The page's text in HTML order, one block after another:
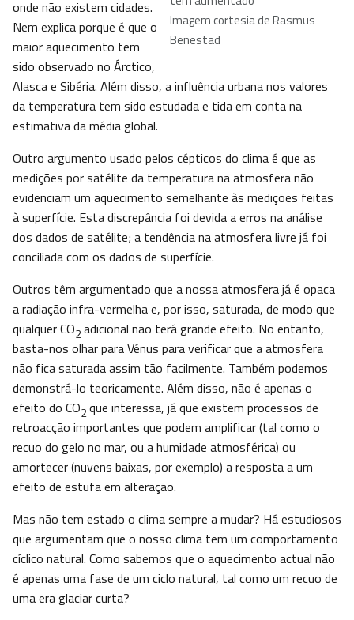
Imagem cortesia de Rasmus
Benestad
onde não existem cidades.
Nem explica porque é que o
maior aquecimento tem
sido observado no Árctico,
Alasca e Sibéria. Além disso, a influência urbana nos valores
da temperatura tem sido estudada e tida em conta na
estimativa da média global.
Outro argumento usado pelos cépticos do clima é que as
medições por satélite da temperatura na atmosfera não
evidenciam um aquecimento semelhante às medições feitas
à superfície. Esta discrepância foi devida a erros na análise
dos dados de satélite; a tendência na atmosfera livre já foi
conciliada com os dados de superfície.
Outros têm argumentado que a nossa atmosfera já é opaca
a radiação infra-vermelha e, por isso, saturada, de modo que
qualquer CO2 adicional não terá grande efeito. No entanto,
basta-nos olhar para Vénus para verificar que a atmosfera
não fica saturada assim tão facilmente. Também podemos
demonstrá-lo teoricamente. Além disso, não é apenas o
efeito do CO2 que interessa, já que existem processos de
retroacção importantes que podem amplificar (tal como o
recuo do gelo no mar, ou a humidade atmosférica) ou
amortecer (nuvens baixas, por exemplo) a resposta a um
efeito de estufa em alteração.
Mas não tem estado o clima sempre a mudar? Há estudiosos
que argumentam que o nosso clima tem um comportamento
cíclico natural. Como sabemos que o aquecimento actual não
é apenas uma fase de um ciclo natural, tal como um recuo de
uma era glaciar curta?